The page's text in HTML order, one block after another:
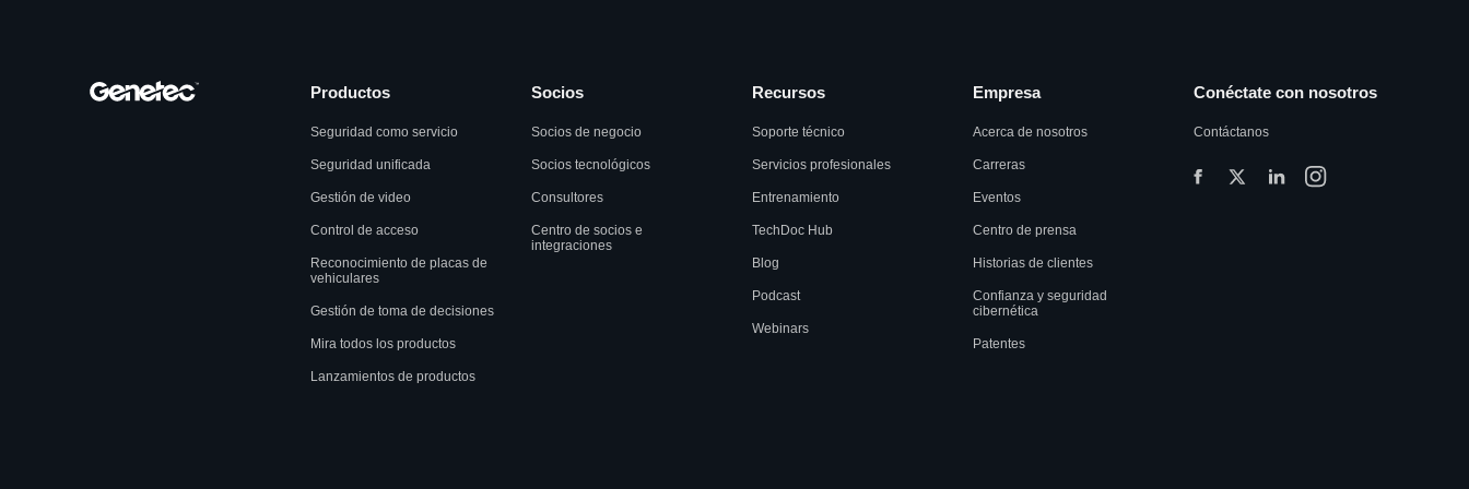
Productos
Seguridad como servicio
Seguridad unificada
Gestión de video
Control de acceso
Reconocimiento de placas de
vehiculares
Gestión de toma de decisiones
Mira todos los productos
Lanzamientos de productos
Socios
Socios de negocio
Socios tecnológicos
Consultores
Centro de socios e
integraciones
Recursos
Soporte técnico
Servicios profesionales
Entrenamiento
TechDoc Hub
Blog
Podcast
Webinars
Empresa
Acerca de nosotros
Carreras
Eventos
Centro de prensa
Historias de clientes
Confianza y seguridad
cibernética
Patentes
Conéctate con nosotros
Contáctanos